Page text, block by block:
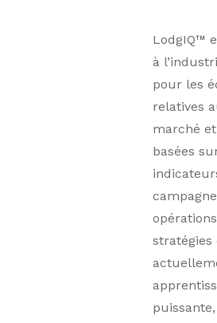
LodgIQ™
à
pour les
relatives
marché
basées
stratégies